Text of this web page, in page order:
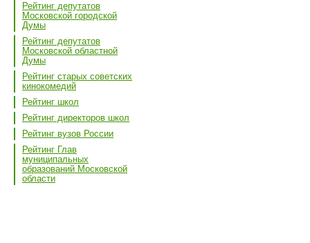
Рейтинг депутатов
Московской городской
Думы
Рейтинг депутатов
Московской областной
Думы
Рейтинг старых советских
кинокомедий
Рейтинг школ
Рейтинг директоров школ
Рейтинг вузов России
Рейтинг Глав
муниципальных
образований Московской
области